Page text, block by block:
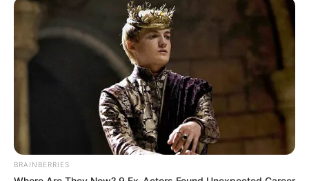
เสริมดวง งาน เงิน โชค
ลาภ ความรัก โดย อ.ช้าง
เสริมพลังบวกให้กับชีวิต คัดสรรโดยโหราจารย์ชื่อดัง
BRAINBERRIES